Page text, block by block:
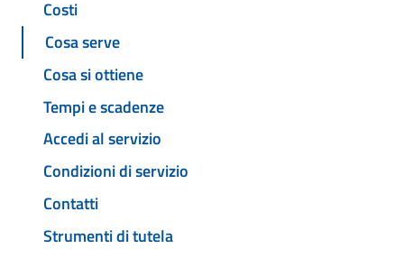
Costi
Cosa serve
Cosa si ottiene
Tempi e scadenze
Accedi al servizio
Condizioni di servizio
Contatti
Strumenti di tutela